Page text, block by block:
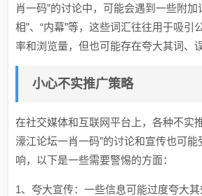
肖一码”的讨论中，可能会遇到一些附加
相”、“内幕”等，这些词汇往往用于吸引
率和浏览量，但也可能存在夸大其词、
小心不实推广策略
在社交媒体和互联网平台上，各种不实
濠江论坛一肖一码”的讨论和宣传也可能
响，以下是一些需要警惕的方面：
1、夸大宣传：一些信息可能过度夸大